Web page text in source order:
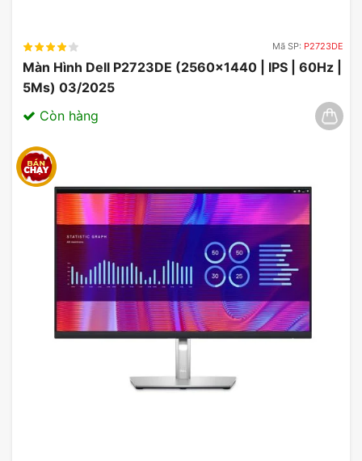
Mã SP: P2723DE
Màn Hình Dell P2723DE (2560×1440 | IPS | 60Hz |
5Ms) 03/2025
Còn hàng